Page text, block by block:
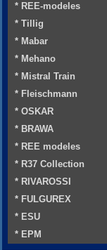
* REE-modeles
* Tillig
* Mabar
* Mehano
* Mistral Train
* Fleischmann
* OSKAR
* BRAWA
* REE modeles
* R37 Collection
* RIVAROSSI
* FULGUREX
* ESU
* EPM